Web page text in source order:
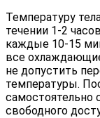
Температуру
течении 1-2
каждые 10-15
все
не допустить
температуры.
самостоятельно
свободного